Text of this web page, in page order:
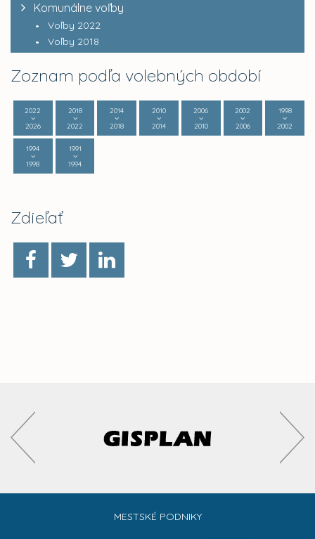
Komunálne voľby
Voľby 2022
Voľby 2018
Zoznam podľa volebných období
2022
2026
2018
2022
2014
2018
2010
2014
2006
2010
2002
2006
1998
2002
1994
1998
1991
1994
Zdieľať
MESTSKÉ PODNIKY